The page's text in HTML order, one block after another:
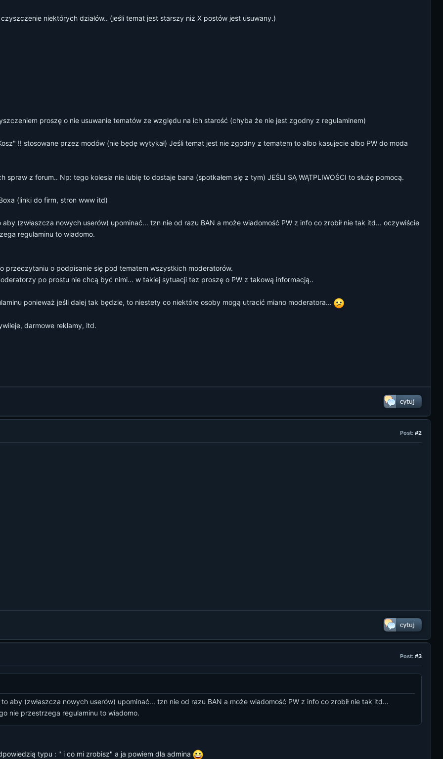
niektórych działów.. (jeśli temat jest starszy niż X postów jest usuwany.)
proszę o nie usuwanie tematów ze względu na ich starość (chyba że nie jest zgodny z regulaminem)
!! stosowane przez modów (nie będę wytykał) Jeśli temat jest nie zgodny z tematem to albo kasujecie albo PW do moda
spraw z forum.. Np: tego kolesia nie lubię to dostaje bana (spotkałem się z tym) JEŚLI SĄ WĄTPLIWOŚCI to służę pomocą.
(linki do firm, stron www itd)
aby (zwłaszcza nowych userów) upominać... tzn nie od razu BAN a może wiadomość PW z info co zrobił nie tak itd... oczywiście
regulaminu to wiadomo.
przeczytaniu o podpisanie się pod tematem wszystkich moderatorów.
po prostu nie chcą być nimi... w takiej sytuacji tez proszę o PW z takową informacją..
ponieważ jeśli dalej tak będzie, to niestety co niektóre osoby mogą utracić miano moderatora...
darmowe reklamy, itd.
Post: #2
Post: #3
aby (zwłaszcza nowych userów) upominać... tzn nie od razu BAN a może wiadomość PW z info co zrobił nie tak itd...
nie przestrzega regulaminu to wiadomo.
typu : " i co mi zrobisz" a ja powiem dla admina